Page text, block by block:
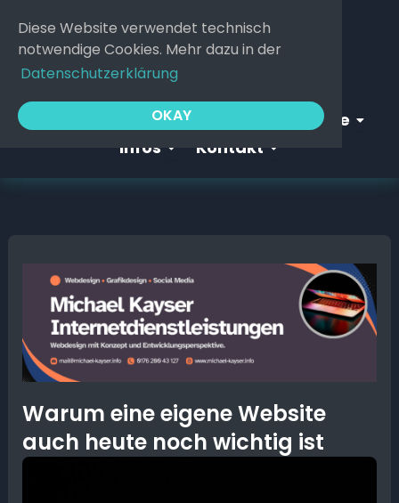
Diese Website verwendet technisch
notwendige Cookies. Mehr dazu in der
Datenschutzerklärung
OKAY
Inhalt
springen
Webgeflüster Open Webgeflüster
Service
Infos Kontakt
Warum eine eigene Website
auch heute noch wichtig ist